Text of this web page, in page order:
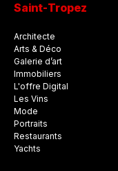
Saint-Tropez
Architecte
Arts & Déco
Galerie d’art
Immobiliers
L'offre Digital
Les Vins
Mode
Portraits
Restaurants
Yachts